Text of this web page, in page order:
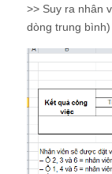
>> Suy ra nhân
dòng trung bình)